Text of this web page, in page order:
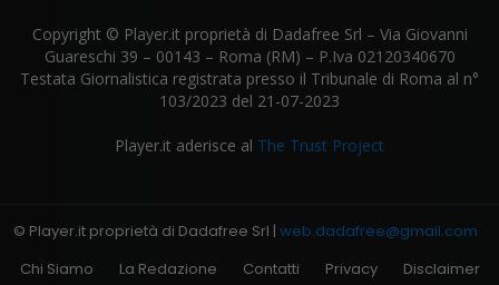
Copyright © Player.it proprietà di Dadafree Srl – Via Giovanni
Guareschi 39 – 00143 – Roma (RM) – P.Iva 02120340670
Testata Giornalistica registrata presso il Tribunale di Roma al n°
103/2023 del 21-07-2023
Player.it aderisce al The Trust Project
© Player.it proprietà di Dadafree Srl | web.dadafree@gmail.com
Chi Siamo
La Redazione Contatti Privacy
Disclaimer